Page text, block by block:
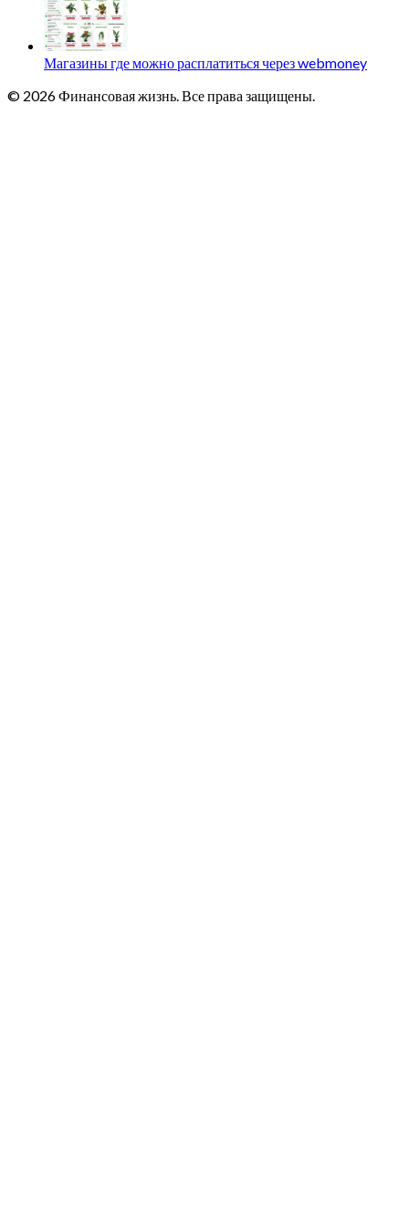
Магазины где можно расплатиться через webmoney
© 2026 Финансовая жизнь. Все права защищены.